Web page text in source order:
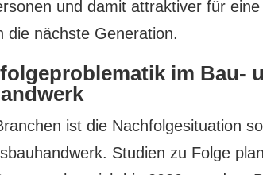
und damit attraktiver für
die nächste Generation.
im Bau-
ist die Nachfolgesituation
Studien zu Folge